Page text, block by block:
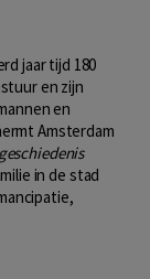
jaar tijd 180
en zijn
en
Amsterdam
in de stad